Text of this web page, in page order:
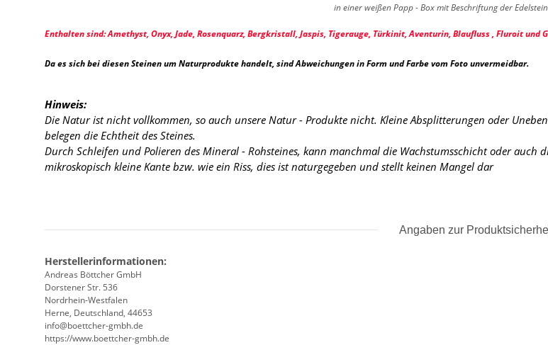
in einer weißen Papp - Box mit Beschriftung der
Enthalten sind: Amethyst, Onyx, Jade, Rosenquarz, Bergkristall, Jaspis, Tigerauge, Türkinit, Aventurin, Blaufluss , Fluroit und
Da es sich bei diesen Steinen um Naturprodukte handelt, sind Abweichungen in Form und Farbe vom Foto unvermeidbar.
Hinweis:
Die Natur ist nicht vollkommen, so auch unsere Natur - Produkte nicht. Kleine Absplitterungen oder
belegen die Echtheit des Steines.
Durch Schleifen und Polieren des Mineral - Rohsteines, kann manchmal die Wachstumsschicht oder auch
mikroskopisch kleine Kante bzw. wie ein Riss, dies ist naturgegeben und stellt keinen Mangel dar
Angaben zur
Herstellerinformationen:
Andreas Böttcher GmbH
Dorstener Str. 536
Nordrhein-Westfalen
Herne, Deutschland, 44653
info@boettcher-gmbh.de
https://www.boettcher-gmbh.de